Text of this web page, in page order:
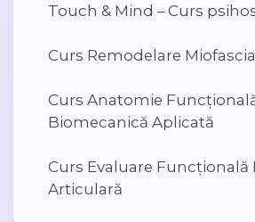
Touch & Mind – Curs
Curs Remodelare
Curs Anatomie
Biomecanică Aplicată
Curs Evaluare Funcțională
Articulară